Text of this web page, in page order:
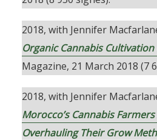
2018, with Jennifer
Organic Cannabis
Magazine, 21 March 2018 (7
2018, with Jennifer
Morocco’s Cannabis
Overhauling Their Grow